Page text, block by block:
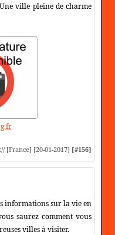
ville pleine de charme
:// [France] [20-01-2017] [#156]
informations sur la vie en
saurez comment vous
villes à visiter.